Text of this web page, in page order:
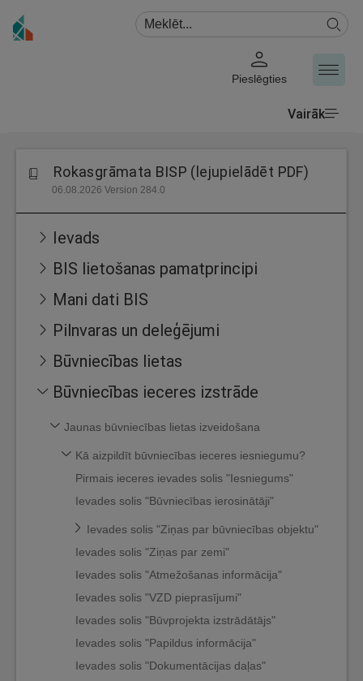
Pieslēgties
Vairāk
Rokasgrāmata BISP (lejupielādēt PDF)
06.08.2026 Version 284.0
Ievads
BIS lietošanas pamatprincipi
Mani dati BIS
Pilnvaras un deleģējumi
Būvniecības lietas
Būvniecības ieceres izstrāde
Jaunas būvniecības lietas izveidošana
Kā aizpildīt būvniecības ieceres iesniegumu?
Pirmais ieceres ievades solis "Iesniegums"
Ievades solis "Būvniecības ierosinātāji"
Ievades solis "Ziņas par būvniecības objektu"
Ievades solis "Ziņas par zemi"
Ievades solis "Atmežošanas informācija"
Ievades solis "VZD pieprasījumi"
Ievades solis "Būvprojekta izstrādātājs"
Ievades solis "Papildus informācija"
Ievades solis "Dokumentācijas daļas"